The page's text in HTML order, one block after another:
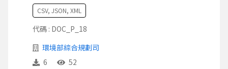
CSV, JSON, XML
代碼 : DOC_P_18
環境部綜合規劃司
6
52